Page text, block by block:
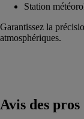
Station
Garantissez la
atmosphériques.
Avis des pros